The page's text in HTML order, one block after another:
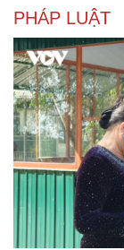
PHÁP LUẬT